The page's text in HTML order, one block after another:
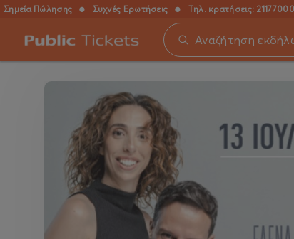
Σημεία Πώλησης ● Συχνές Ερωτήσεις ● Τηλ. κρατήσεις: